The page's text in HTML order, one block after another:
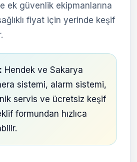
ek güvenlik ekipmanlarına
fiyat için yerinde keşif
Hendek ve Sakarya
sistemi, alarm sistemi,
servis ve ücretsiz keşif
formundan hızlıca